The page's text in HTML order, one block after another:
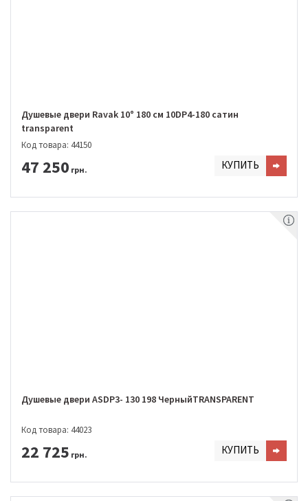
Душевые двери Ravak 10° 180 см 10DP4-180 сатин
transparent
Код товара: 44150
47 250 грн. КУПИТЬ
Душевые двери ASDP3- 130 198 ЧерныйTRANSPARENT
Код товара: 44023
22 725 грн. КУПИТЬ